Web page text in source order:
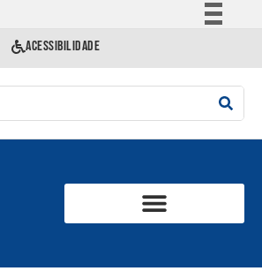
Comunica BR
Acesso à informação
ACESSIBILIDADE